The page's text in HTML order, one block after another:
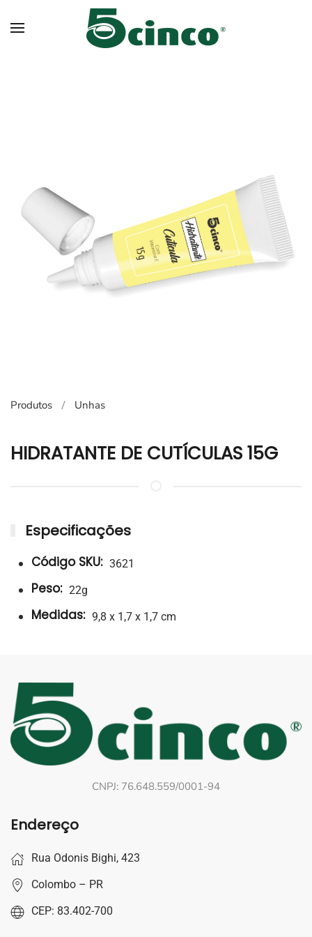
Skip to main content
Produtos Unhas
HIDRATANTE DE CUTÍCULAS 15G
Especificações
Código SKU: 3621
Peso: 22g
Medidas: 9,8 x 1,7 x 1,7 cm
CNPJ: 76.648.559/0001-94
Endereço
Rua Odonis Bighi, 423
Colombo – PR
CEP: 83.402-700